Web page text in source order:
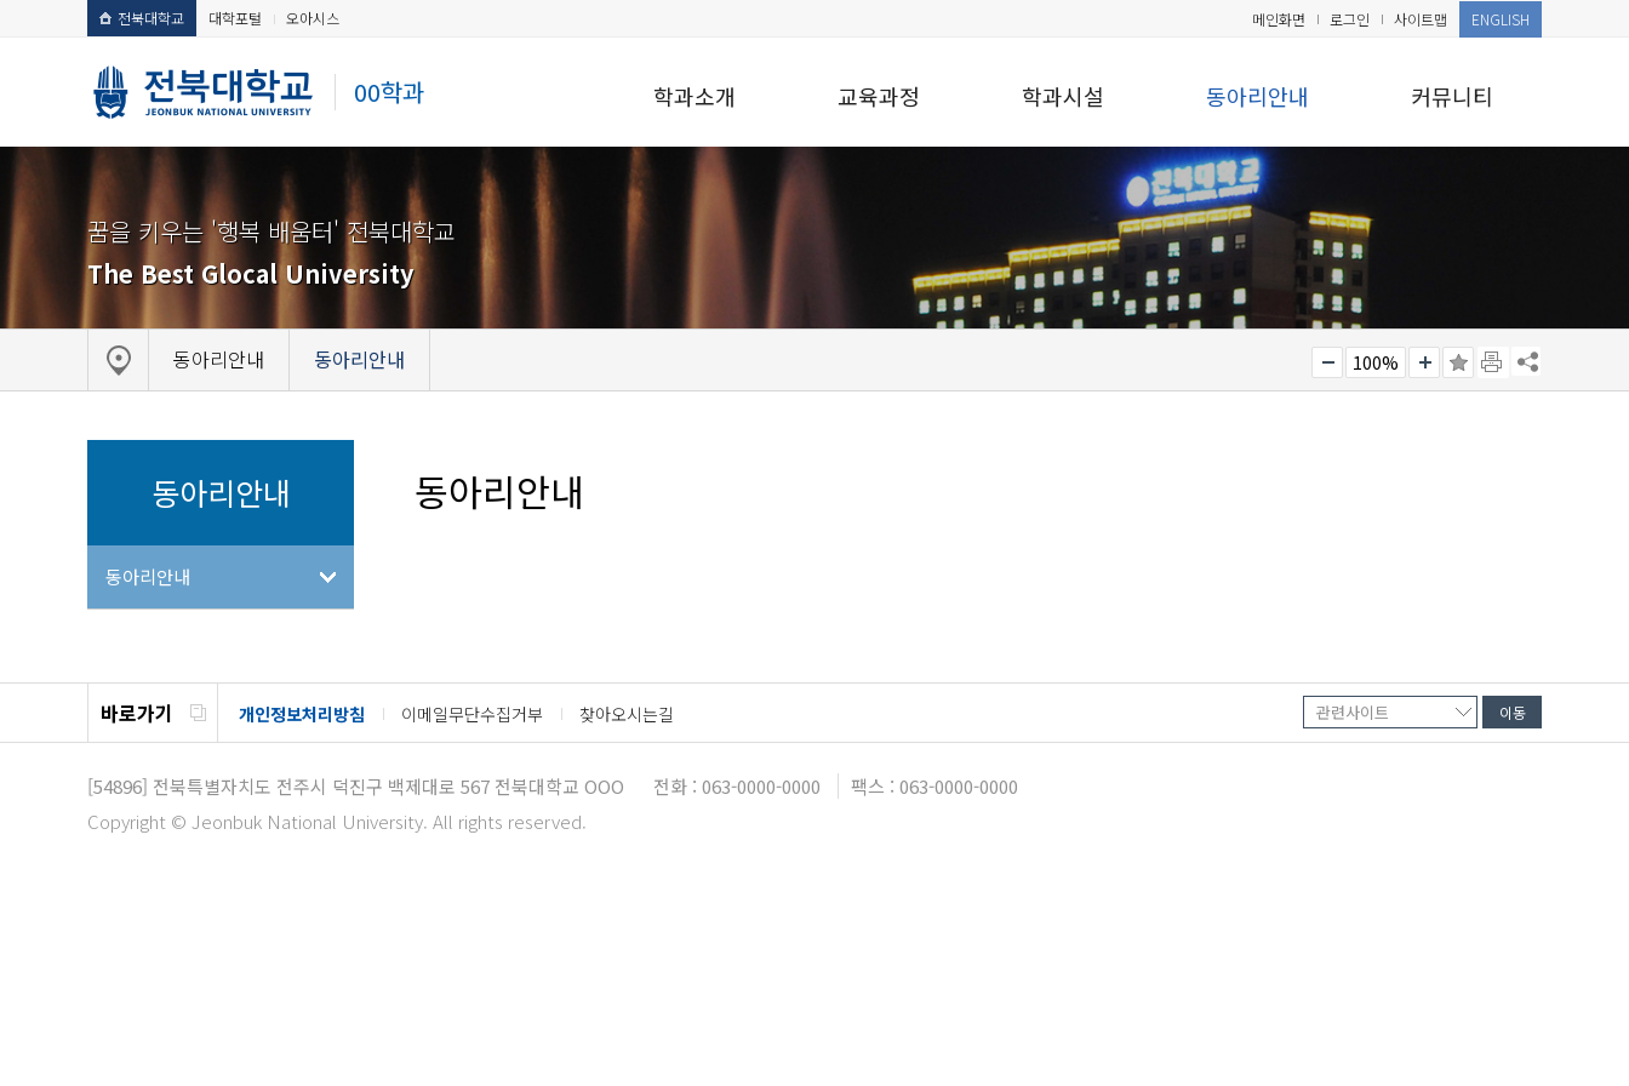
전북대학교 대학포털 오아시스
00학과
메인화면 로그인 사이트맵 ENGLISH
학과소개 교육과정 학과시설 동아리안내 커뮤니티
꿈을 키우는 '행복 배움터' 전북대학교
The Best Glocal University
동아리안내 동아리안내 100%
동아리안내
동아리안내
동아리안내
바로가기 개인정보처리방침 이메일무단수집거부 찾아오시는길
[54896] 전북특별자치도 전주시 덕진구 백제대로 567 전북대학교 OOO 전화 : 063-0000-0000
팩스 : 063-0000-0000
Copyright © Jeonbuk National University. All rights reserved.